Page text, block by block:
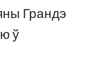
Грандэ
ў